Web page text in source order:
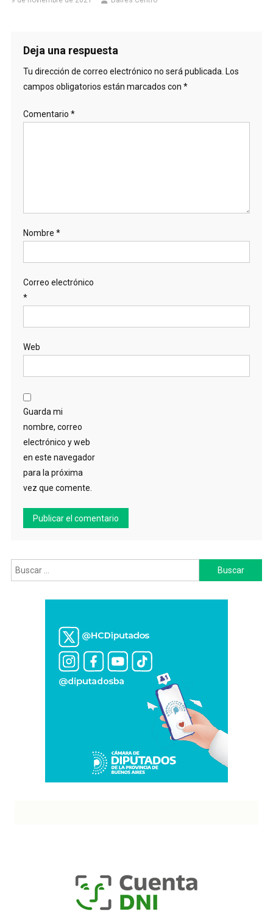
Deja una respuesta
Tu dirección de correo electrónico no será publicada. Los
campos obligatorios están marcados con *
Comentario *
Nombre *
Correo electrónico
*
Web
Guarda mi
nombre, correo
electrónico y web
en este navegador
para la próxima
vez que comente.
Buscar: